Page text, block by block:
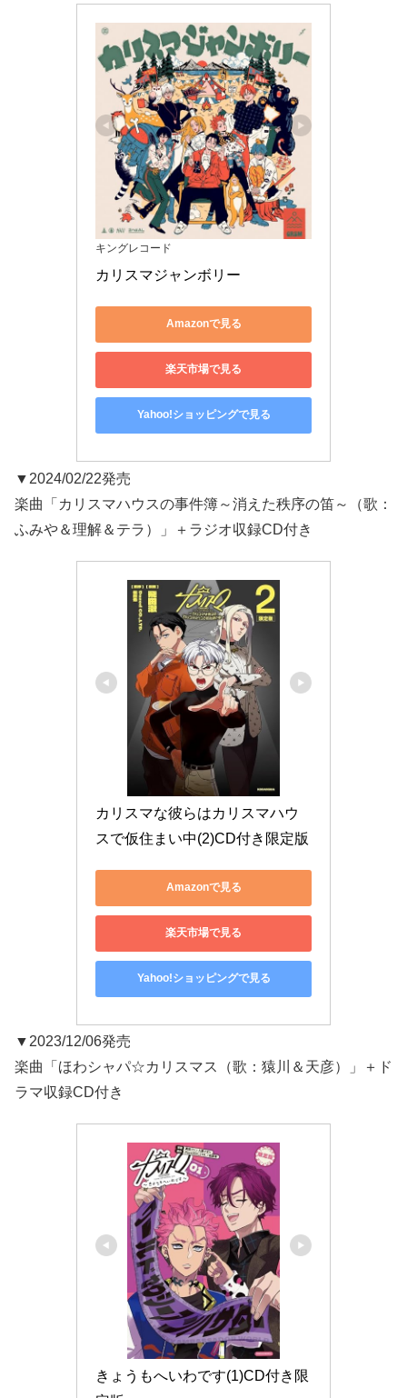
キングレコード
カリスマジャンボリー
Amazonで見る
楽天市場で見る
Yahoo!ショッピングで見る
▼2024/02/22発売
楽曲「カリスマハウスの事件簿～消えた秩序の笛～（歌：
ふみや＆理解＆テラ）」＋ラジオ収録CD付き
カリスマな彼らはカリスマハウ
スで仮住まい中(2)CD付き限定版
Amazonで見る
楽天市場で見る
Yahoo!ショッピングで見る
▼2023/12/06発売
楽曲「ほわシャパ☆カリスマス（歌：猿川＆天彦）」＋ド
ラマ収録CD付き
きょうもへいわです(1)CD付き限